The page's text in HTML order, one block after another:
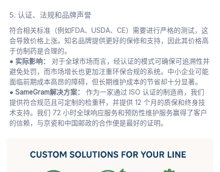
5. 认证、法规和品牌声誉
符合相关标准（例如FDA、USDA、CE）需要进行严格的测试，这
会导致价格上涨。知名品牌提供更好的保修和支持，因此其价格高
于仿制药是合理的。
● 实际影响： 对于全球市场而言，经认证的模式可确保可追溯性并
避免处罚，而市场增长也更加注重环保合规的系统。中小企业可能
面临前期成本高昂的障碍，但长期维护成本的节省却十分显著。
● SameGram解决方案：
作为一家通过 ISO 认证的制造商，我们
提供符合规范且可定制的检重秤，并提供 12 个月的质保和终身技
术支持。我们 72 小时全球响应服务和预防性维护服务赢得了客户
的信赖，与京瓷和中国邮政的合作便是最好的证明。